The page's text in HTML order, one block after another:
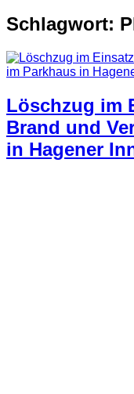
Schlagwort:
Löschzug im
Brand und
in Hagener